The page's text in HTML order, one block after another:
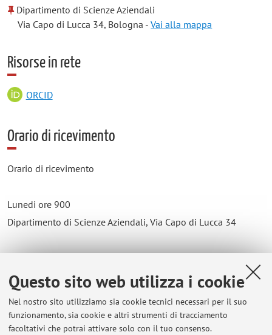
Questo sito web utilizza i cookie
Nel nostro sito utilizziamo sia cookie tecnici necessari per il suo
funzionamento, sia cookie e altri strumenti di tracciamento
facoltativi che potrai attivare solo con il tuo consenso.
Dipartimento di Scienze Aziendali
Via Capo di Lucca 34, Bologna -Vai alla mappa
Risorse in rete
ORCID
Orario di ricevimento
Orario di ricevimento
Lunedi ore 900
Dipartimento di Scienze Aziendali, Via Capo di Lucca 34
giorni diversi da quello di ricevimento